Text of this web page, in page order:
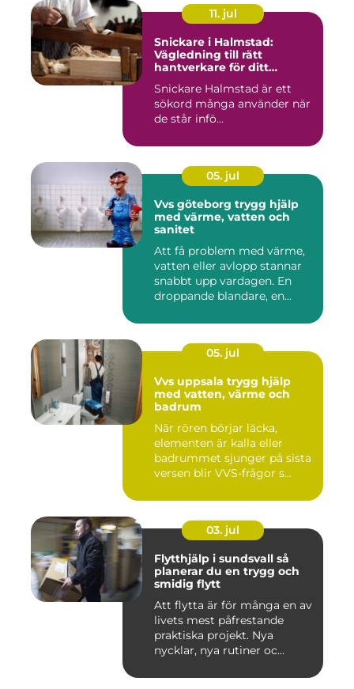
11. jul
Snickare i Halmstad:
Vägledning till rätt
hantverkare för ditt
Snickare Halmstad är ett
sökord många använder när
de står infö...
05. jul
Vvs göteborg trygg hjälp
med värme, vatten och
sanitet
Att få problem med värme,
vatten eller avlopp stannar
snabbt upp vardagen. En
droppande blandare, en...
05. jul
Vvs uppsala trygg hjälp
med vatten, värme och
badrum
När rören börjar läcka,
elementen är kalla eller
badrummet sjunger på sista
versen blir VVS-frågor s...
03. jul
Flytthjälp i sundsvall så
planerar du en trygg och
smidig flytt
Att flytta är för många en av
livets mest påfrestande
praktiska projekt. Nya
nycklar, nya rutiner oc...